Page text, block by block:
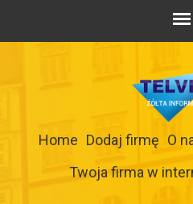
Home Dodaj firmę O
Twoja firma w